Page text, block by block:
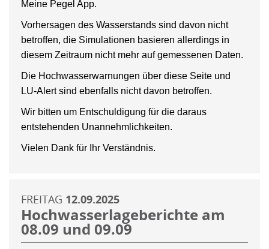
Meine Pegel App.
Vorhersagen des Wasserstands sind davon nicht
betroffen, die Simulationen basieren allerdings in
diesem Zeitraum nicht mehr auf gemessenen Daten.
Die Hochwasserwarnungen über diese Seite und
LU-Alert sind ebenfalls nicht davon betroffen.
Wir bitten um Entschuldigung für die daraus
entstehenden Unannehmlichkeiten.
Vielen Dank für Ihr Verständnis.
FREITAG 12.09.2025
Hochwasserlageberichte am
08.09 und 09.09